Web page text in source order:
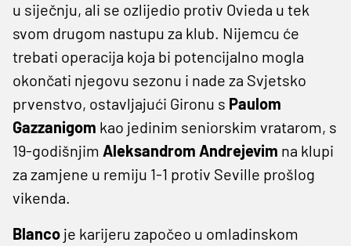
u siječnju, ali se ozlijedio protiv Ovieda u tek
svom drugom nastupu za klub. Nijemcu će
trebati operacija koja bi potencijalno mogla
okončati njegovu sezonu i nade za Svjetsko
prvenstvo, ostavljajući Gironu s Paulom
Gazzanigom kao jedinim seniorskim vratarom, s
19-godišnjim Aleksandrom Andrejevim na klupi
za zamjene u remiju 1-1 protiv Seville prošlog
vikenda.
Blanco je karijeru započeo u omladinskom